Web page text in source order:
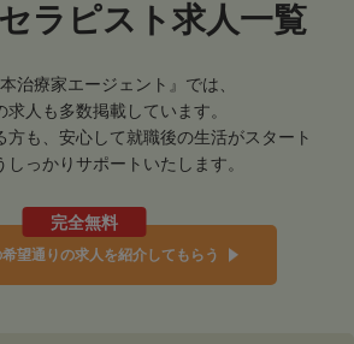
ラピスト求人一覧
本治療家エージェント』では、
求人も多数掲載しています。
方も、安心して就職後の生活がスタート
しっかりサポートいたします。
完全無料
望通りの求人を紹介してもらう